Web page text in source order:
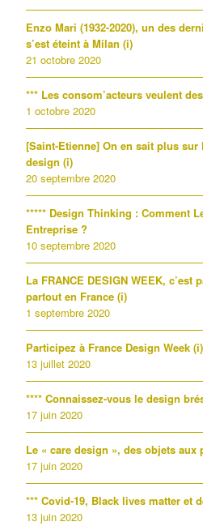
Enzo Mari (1932-2020), un des
s’est éteint à Milan (i)
21 octobre 2020
*** Les consom’acteurs veulent
1 octobre 2020
[Saint-Etienne] On en sait plus
design (i)
20 septembre 2020
***** Design Thinking : Comment
Entreprise ?
10 septembre 2020
La FRANCE DESIGN WEEK, c’est
partout en France (i)
1 septembre 2020
Participez à France Design Week (i)
13 juillet 2020
**** Connaissez-vous le design
17 juin 2020
Le « care design », des objets aux
17 juin 2020
*** Covid-19, Black lives matter et
13 juin 2020